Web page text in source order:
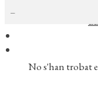
No s'han trobat